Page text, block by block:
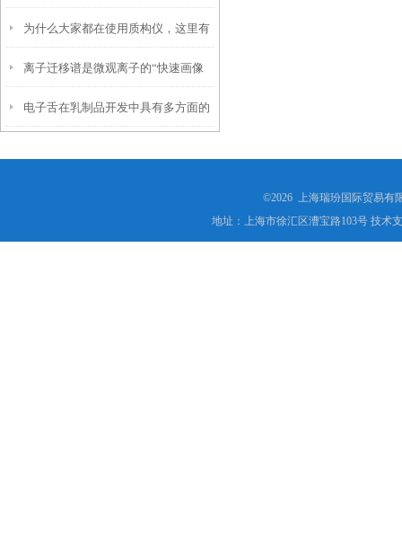
为什么大家都在使用质构仪，这里有
你想要的答案
离子迁移谱是微观离子的“快速画像
师”——解析工作原理与优势
电子舌在乳制品开发中具有多方面的
©2026 上海瑞玢国际贸易有
地址：上海市徐汇区漕宝路103号 技术